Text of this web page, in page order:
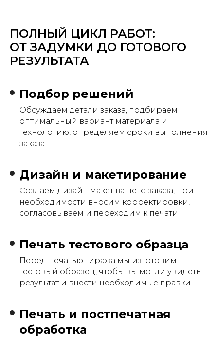
ПОЛНЫЙ ЦИКЛ РАБОТ:
ОТ ЗАДУМКИ ДО ГОТОВОГО
РЕЗУЛЬТАТА
Подбор решений
Обсуждаем детали заказа, подбираем
оптимальный вариант материала и
технологию, определяем сроки выполнения
заказа
Дизайн и макетирование
Создаем дизайн макет вашего заказа, при
необходимости вносим корректировки,
согласовываем и переходим к печати
Печать тестового образца
Перед печатью тиража мы изготовим
тестовый образец, чтобы вы могли увидеть
результат и внести необходимые правки
Печать и постпечатная
обработка